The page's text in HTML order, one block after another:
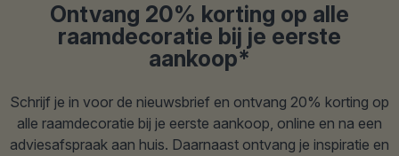
Ontvang 20% korting op alle
raamdecoratie bij je eerste
aankoop*
Schrijf je in voor de nieuwsbrief en ontvang 20% korting op
alle raamdecoratie bij je eerste aankoop, online en na een
adviesafspraak aan huis. Daarnaast ontvang je inspiratie en